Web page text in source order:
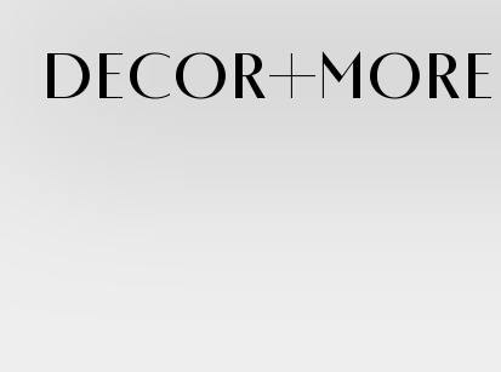
Decor+More